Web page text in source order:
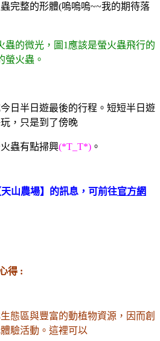
完整的形體(嗚嗚嗚~~我的期待落
蟲的微光，圖1應該是螢火蟲飛行的
螢火蟲。
日半日遊最後的行程。短短半日遊
，只是到了傍晚
蟲有點掃興(*T_T*) 。
山農場】的訊息，可前往官方網
得 :
態區與豐富的動植物資源，因而創
驗活動。這裡可以